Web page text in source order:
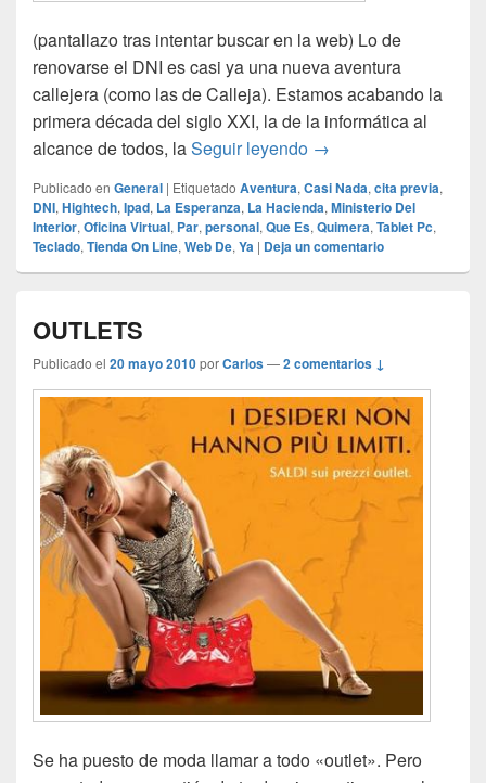
(pantallazo tras intentar buscar en la web) Lo de
renovarse el DNI es casi ya una nueva aventura
callejera (como las de Calleja). Estamos acabando la
primera década del siglo XXI, la de la informática al
alcance de todos, laSeguir leyendo Al filo de lo posible
→
Publicado en General | Etiquetado Aventura, Casi Nada, cita previa,
DNI, Hightech, Ipad, La Esperanza, La Hacienda, Ministerio Del
Interior, Oficina Virtual, Par, personal, Que Es, Quimera, Tablet Pc,
Teclado, Tienda On Line, Web De, Ya | Deja un comentario
OUTLETS
Publicado el 20 mayo 2010porCarlos—2 comentarios ↓
Se ha puesto de moda llamar a todo «outlet». Pero